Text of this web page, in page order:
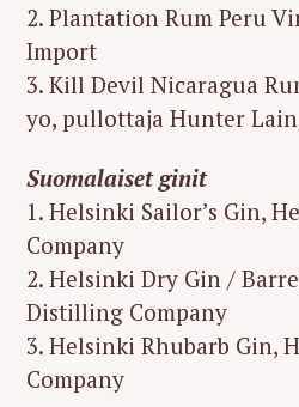
2. Plantation Rum Peru
Import
3. Kill Devil Nicaragua
yo, pullottaja Hunter
Suomalaiset ginit
1. Helsinki Sailor’s Gin,
Company
2. Helsinki Dry Gin /
Distilling Company
3. Helsinki Rhubarb Gin,
Company